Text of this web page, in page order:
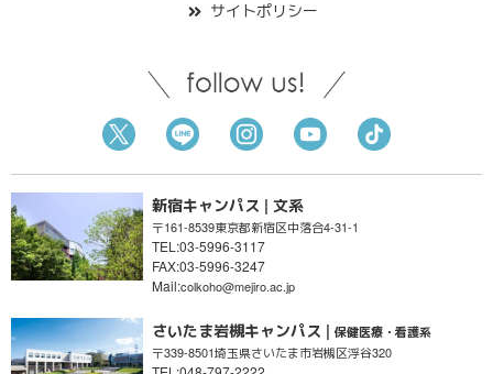
サイトポリシー
新宿キャンパス | 文系
〒161-8539東京都新宿区中落合4-31-1
TEL:03-5996-3117
FAX:03-5996-3247
Mail:colkoho@mejiro.ac.jp
さいたま岩槻キャンパス | 保健医療・看護系
〒339-8501埼玉県さいたま市岩槻区浮谷320